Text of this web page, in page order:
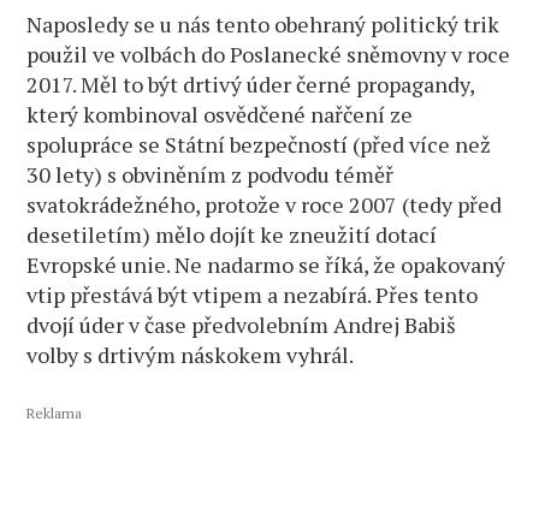
Naposledy se u nás tento obehraný politický trik
použil ve volbách do Poslanecké sněmovny v roce
2017. Měl to být drtivý úder černé propagandy,
který kombinoval osvědčené nařčení ze
spolupráce se Státní bezpečností (před více než
30 lety) s obviněním z podvodu téměř
svatokrádežného, protože v roce 2007 (tedy před
desetiletím) mělo dojít ke zneužití dotací
Evropské unie. Ne nadarmo se říká, že opakovaný
vtip přestává být vtipem a nezabírá. Přes tento
dvojí úder v čase předvolebním Andrej Babiš
volby s drtivým náskokem vyhrál.
Reklama